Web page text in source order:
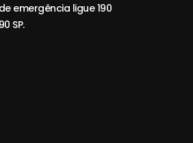
emergência ligue 190
SP.